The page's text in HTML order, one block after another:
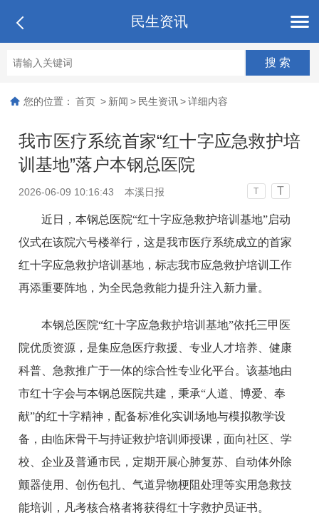
民生资讯
您的位置： 首页 > 新闻 > 民生资讯 > 详细内容
我市医疗系统首家“红十字应急救护培
训基地”落户本钢总医院
2026-06-09 10:16:43 本溪日报 T T
近日，本钢总医院“红十字应急救护培训基地”启动
仪式在该院六号楼举行，这是我市医疗系统成立的首家
红十字应急救护培训基地，标志我市应急救护培训工作
再添重要阵地，为全民急救能力提升注入新力量。
本钢总医院“红十字应急救护培训基地”依托三甲医
院优质资源，是集应急医疗救援、专业人才培养、健康
科普、急救推广于一体的综合性专业化平台。该基地由
市红十字会与本钢总医院共建，秉承“人道、博爱、奉
献”的红十字精神，配备标准化实训场地与模拟教学设
备，由临床骨干与持证救护培训师授课，面向社区、学
校、企业及普通市民，定期开展心肺复苏、自动体外除
颤器使用、创伤包扎、气道异物梗阻处理等实用急救技
能培训，凡考核合格者将获得红十字救护员证书。